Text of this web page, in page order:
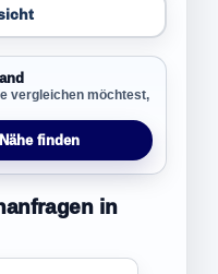
vergleichen möchtest,
finden
in